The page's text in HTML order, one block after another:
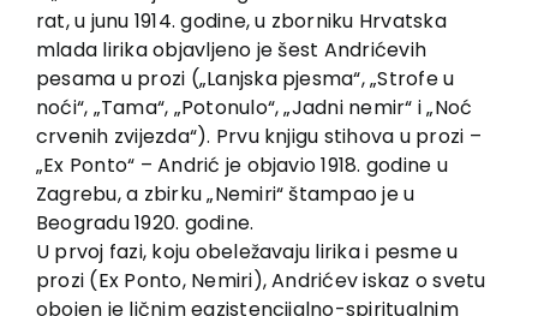
rat, u junu 1914. godine, u zborniku Hrvatska
mlada lirika objavljeno je šest Andrićevih
pesama u prozi („Lanjska pjesma“, „Strofe u
noći“, „Tama“, „Potonulo“, „Jadni nemir“ i „Noć
crvenih zvijezda“). Prvu knjigu stihova u prozi –
„Ex Ponto“ – Andrić je objavio 1918. godine u
Zagrebu, a zbirku „Nemiri“ štampao je u
Beogradu 1920. godine.
U prvoj fazi, koju obeležavaju lirika i pesme u
prozi (Ex Ponto, Nemiri), Andrićev iskaz o svetu
obojen je ličnim egzistencijalno-spiritualnim